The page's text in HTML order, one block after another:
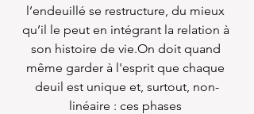
l’endeuillé se restructure, du mieux
qu’il le peut en intégrant la relation à
son histoire de vie.On doit quand
même garder à l'esprit que chaque
deuil est unique et, surtout, non-
linéaire : ces phases